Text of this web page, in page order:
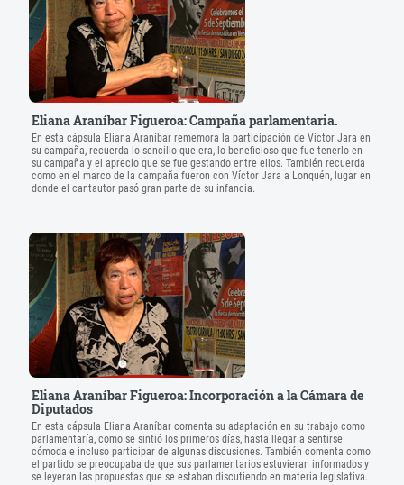
Eliana Araníbar Figueroa: Campaña parlamentaria.
En esta cápsula Eliana Araníbar rememora la participación de Víctor Jara en
su campaña, recuerda lo sencillo que era, lo beneficioso que fue tenerlo en
su campaña y el aprecio que se fue gestando entre ellos. También recuerda
como en el marco de la campaña fueron con Víctor Jara a Lonquén, lugar en
donde el cantautor pasó gran parte de su infancia.
Eliana Araníbar Figueroa: Incorporación a la Cámara de
Diputados
En esta cápsula Eliana Araníbar comenta su adaptación en su trabajo como
parlamentaría, como se sintió los primeros días, hasta llegar a sentirse
cómoda e incluso participar de algunas discusiones. También comenta como
el partido se preocupaba de que sus parlamentarios estuvieran informados y
se leyeran las propuestas que se estaban discutiendo en materia legislativa.